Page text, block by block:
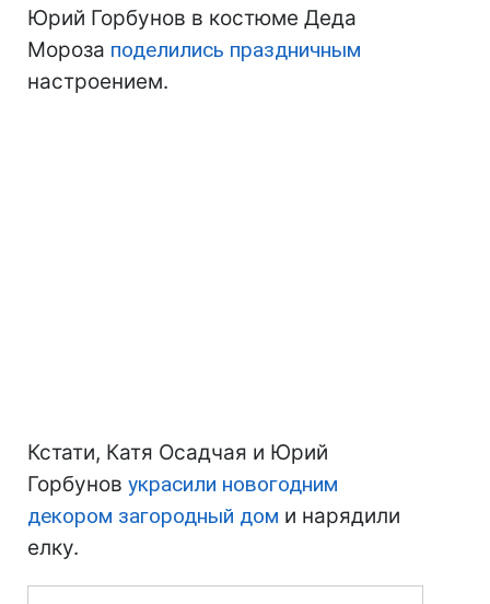
Юрий Горбунов в костюме Деда
Мороза поделились праздничным
настроением.
Кстати, Катя Осадчая и Юрий
Горбунов украсили новогодним
декором загородный дом и нарядили
елку.